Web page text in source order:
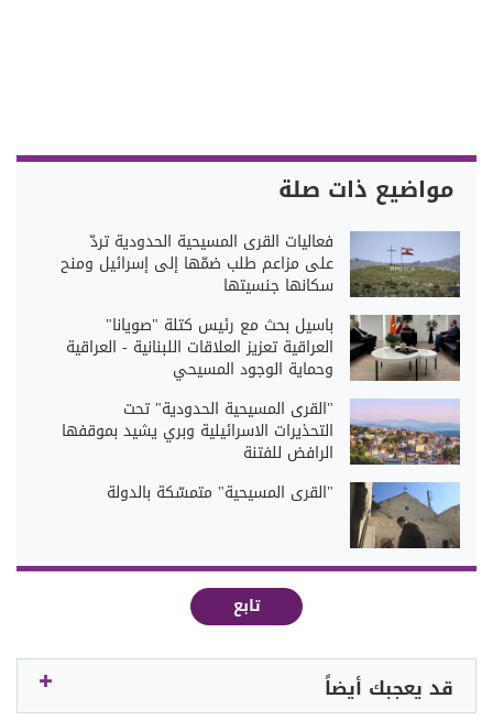
مواضيع ذات صلة
فعاليات القرى المسيحية الحدودية تردّ
على مزاعم طلب ضمّها إلى إسرائيل ومنح
سكانها جنسيتها
باسيل بحث مع رئيس كتلة "صويانا"
العراقية تعزيز العلاقات اللبنانية - العراقية
وحماية الوجود المسيحي
"القرى المسيحية الحدودية" تحت
التحذيرات الاسرائيلية وبري يشيد بموقفها
الرافض للفتنة
"القرى المسيحية" متمسّكة بالدولة
تابع
قد يعجبك أيضاً